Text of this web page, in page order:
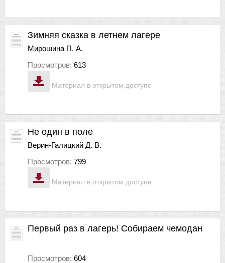
Материал в открытом доступе
Зимняя сказка в летнем лагере
Мирошина П. А.
Просмотров: 613
Материал в открытом доступе
Не один в поле
Верин-Галицкий Д. В.
Просмотров: 799
Первый раз в лагерь! Собираем чемодан
Просмотров: 604